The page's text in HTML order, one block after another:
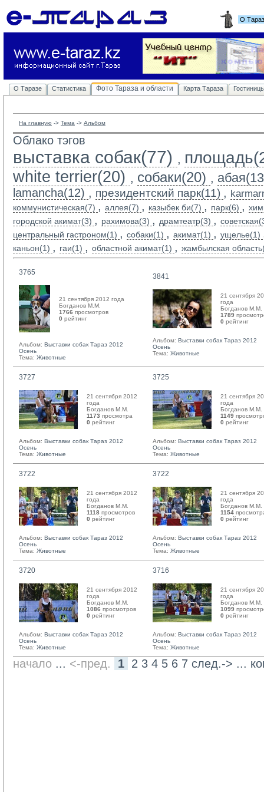
О
О Таразе Статистика Фото Тараза и области Карта Тараза
На главную -> Тема -> Альбом
Облако тэгов
выставка собак(77) ,
white terrier(20) , собаки(20) ,
lamancha(12) , президентский парк(11) ,
коммунистическая(7) , аллея(7) , казыбек би(7) , парк(6) ,
городской акимат(3) , рахимова(3) , драмтеатр(3) ,
центральный гастроном(1) , собаки(1) , акимат(1) , ущелье(1)
каньон(1) , гаи(1) , областной акимат(1) , жамбылская
3765
21 сентября 2012 года
Богданов М.М.
1766 просмотров
0 рейтинг
Альбом: Выставки собак Тараз 2012
Осень
Тема: Животные
3841
21 сентября
года
Богданов М.М.
1789
0 рейтинг
Альбом: Выставки собак Тараз 2012
Осень
Тема: Животные
3727
21 сентября 2012
года
Богданов М.М.
1173 просмотра
0 рейтинг
Альбом: Выставки собак Тараз 2012
Осень
Тема: Животные
3725
21 сентября
года
Богданов М.М.
1149
0 рейтинг
Альбом: Выставки собак Тараз 2012
Осень
Тема: Животные
3722
21 сентября 2012
года
Богданов М.М.
1118 просмотров
0 рейтинг
Альбом: Выставки собак Тараз 2012
Осень
Тема: Животные
3722
21 сентября
года
Богданов М.М.
1154
0 рейтинг
Альбом: Выставки собак Тараз 2012
Осень
Тема: Животные
3720
21 сентября 2012
года
Богданов М.М.
1086 просмотров
0 рейтинг
Альбом: Выставки собак Тараз 2012
Осень
Тема: Животные
3716
21 сентября
года
Богданов М.М.
1099
0 рейтинг
Альбом: Выставки собак Тараз 2012
Осень
Тема: Животные
начало ... <-пред. 1 2 3 4 5 6 7 след.-> ...